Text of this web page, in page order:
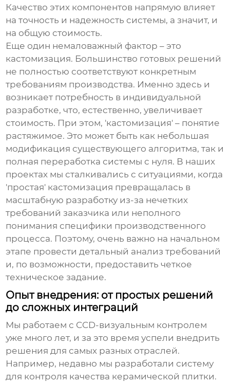
Качество этих компонентов напрямую влияет
на точность и надежность системы, а значит, и
на общую стоимость.
Еще один немаловажный фактор – это
кастомизация. Большинство готовых решений
не полностью соответствуют конкретным
требованиям производства. Именно здесь и
возникает потребность в индивидуальной
разработке, что, естественно, увеличивает
стоимость. При этом, 'кастомизация' – понятие
растяжимое. Это может быть как небольшая
модификация существующего алгоритма, так и
полная переработка системы с нуля. В наших
проектах мы сталкивались с ситуациями, когда
'простая' кастомизация превращалась в
масштабную разработку из-за нечетких
требований заказчика или неполного
понимания специфики производственного
процесса. Поэтому, очень важно на начальном
этапе провести детальный анализ требований
и, по возможности, предоставить четкое
техническое задание.
Опыт внедрения: от простых решений
до сложных интеграций
Мы работаем с CCD-визуальным контролем
уже много лет, и за это время успели внедрить
решения для самых разных отраслей.
Например, недавно мы разработали систему
для контроля качества керамической плитки.